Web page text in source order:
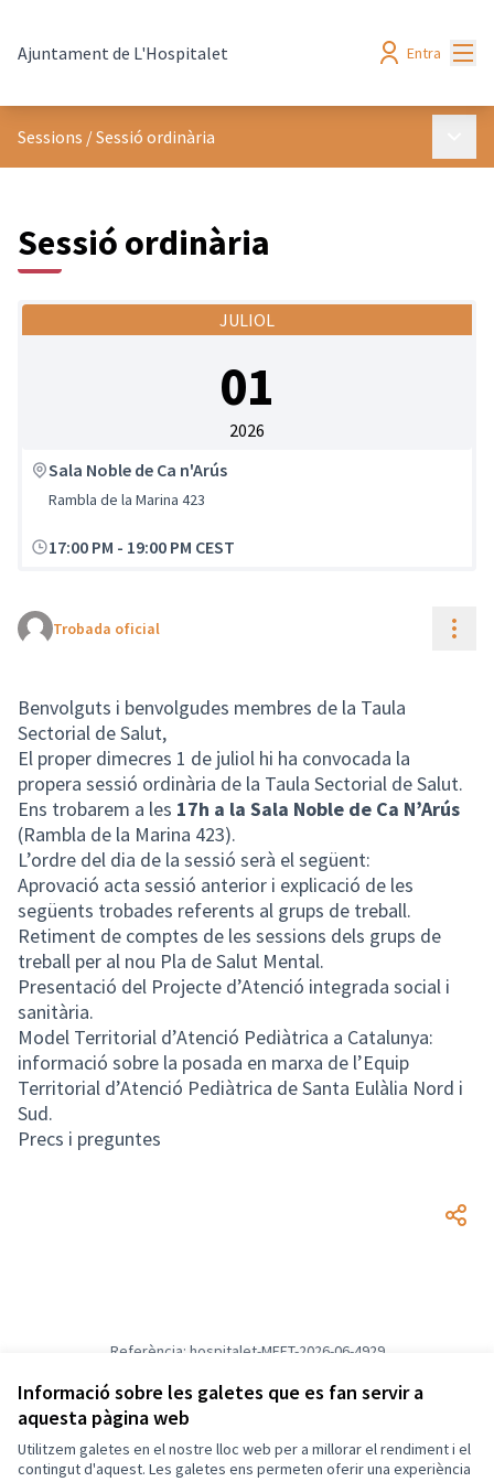
Informació sobre les galetes que es fan servir a
aquesta pàgina web
Utilitzem galetes en el nostre lloc web per a millorar el rendiment i el
contingut d'aquest. Les galetes ens permeten oferir una experiència
Ajuntament de L'Hospitalet Entra
Sessions /Sessió ordinària
Sessió ordinària
JULIOL
01
2026
Sala Noble de Ca n'Arús
Rambla de la Marina 423
17:00 PM - 19:00 PM CEST
Trobada oficial
Benvolguts i benvolgudes membres de la Taula
Sectorial de Salut,
El proper dimecres 1 de juliol hi ha convocada la
propera sessió ordinària de la Taula Sectorial de Salut.
Ens trobarem a les 17h a la Sala Noble de Ca N’Arús
(Rambla de la Marina 423).
L’ordre del dia de la sessió serà el següent:
Aprovació acta sessió anterior i explicació de les
següents trobades referents al grups de treball.
Retiment de comptes de les sessions dels grups de
treball per al nou Pla de Salut Mental.
Presentació del Projecte d’Atenció integrada social i
sanitària.
Model Territorial d’Atenció Pediàtrica a Catalunya:
informació sobre la posada en marxa de l’Equip
Territorial d’Atenció Pediàtrica de Santa Eulàlia Nord i
Sud.
Precs i preguntes
Referència: hospitalet-MEET-2026-06-4929
Afegir al calendari
Termes i condicions d'ús
Configuració de les galetes